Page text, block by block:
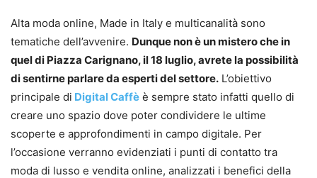
Alta moda online, Made in Italy e multicanalità sono
tematiche dell’avvenire. Dunque non è un mistero che in
quel di Piazza Carignano, il 18 luglio, avrete la possibilità
di sentirne parlare da esperti del settore. L’obiettivo
principale di Digital Caffè è sempre stato infatti quello di
creare uno spazio dove poter condividere le ultime
scoperte e approfondimenti in campo digitale. Per
l’occasione verranno evidenziati i punti di contatto tra
moda di lusso e vendita online, analizzati i benefici della